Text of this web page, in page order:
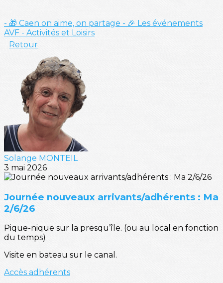
- 🎁 Caen on aime, on partage - 🎉 Les événements
AVF - Activités et Loisirs
Retour
Solange MONTEIL
3 mai 2026
Journée nouveaux arrivants/adhérents : Ma
2/6/26
Pique-nique sur la presqu’île. (ou au local en fonction
du temps)
Visite en bateau sur le canal.
Accès adhérents